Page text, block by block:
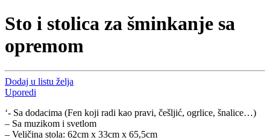
Sto i stolica za šminkanje sa
opremom
Dodaj u listu želja
Uporedi
‘- Sa dodacima (Fen koji radi kao pravi, češljić, ogrlice, šnalice…)
– Sa muzikom i svetlom
– Veličina stola: 62cm x 33cm x 65,5cm